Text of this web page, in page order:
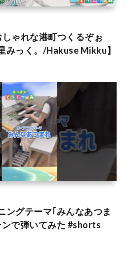
しゃれな港町つくるぞぉ
みっく。/Hakuse Mikku】
ングテーマ｢みんなあつま
で弾いてみた #shorts